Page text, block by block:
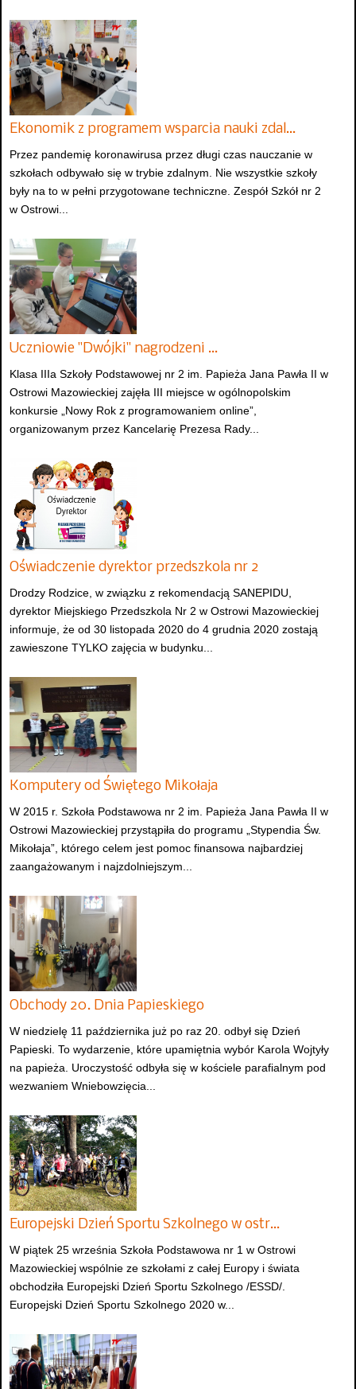
Ekonomik z programem wsparcia nauki zdal…
Przez pandemię koronawirusa przez długi czas nauczanie w
szkołach odbywało się w trybie zdalnym. Nie wszystkie szkoły
były na to w pełni przygotowane techniczne. Zespół Szkół nr 2
w Ostrowi...
Uczniowie "Dwójki" nagrodzeni …
Klasa IIIa Szkoły Podstawowej nr 2 im. Papieża Jana Pawła II w
Ostrowi Mazowieckiej zajęła III miejsce w ogólnopolskim
konkursie „Nowy Rok z programowaniem online”,
organizowanym przez Kancelarię Prezesa Rady...
Oświadczenie dyrektor przedszkola nr 2
Drodzy Rodzice, w związku z rekomendacją SANEPIDU,
dyrektor Miejskiego Przedszkola Nr 2 w Ostrowi Mazowieckiej
informuje, że od 30 listopada 2020 do 4 grudnia 2020 zostają
zawieszone TYLKO zajęcia w budynku...
Komputery od Świętego Mikołaja
W 2015 r. Szkoła Podstawowa nr 2 im. Papieża Jana Pawła II w
Ostrowi Mazowieckiej przystąpiła do programu „Stypendia Św.
Mikołaja”, którego celem jest pomoc finansowa najbardziej
zaangażowanym i najzdolniejszym...
Obchody 20. Dnia Papieskiego
W niedzielę 11 października już po raz 20. odbył się Dzień
Papieski. To wydarzenie, które upamiętnia wybór Karola Wojtyły
na papieża. Uroczystość odbyła się w kościele parafialnym pod
wezwaniem Wniebowzięcia...
Europejski Dzień Sportu Szkolnego w ostr…
W piątek 25 września Szkoła Podstawowa nr 1 w Ostrowi
Mazowieckiej wspólnie ze szkołami z całej Europy i świata
obchodziła Europejski Dzień Sportu Szkolnego /ESSD/.
Europejski Dzień Sportu Szkolnego 2020 w...